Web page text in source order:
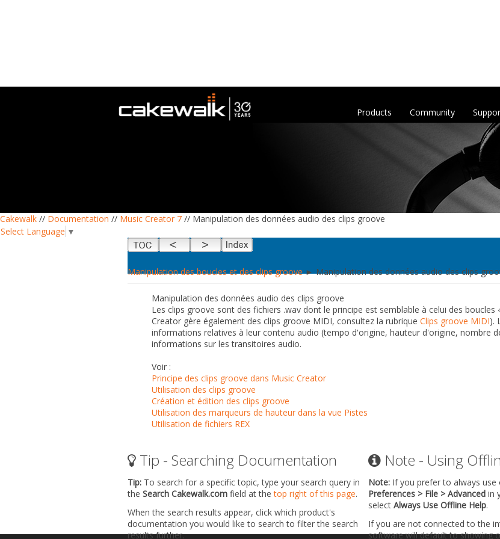
Community
Products
Cakewalk // Documentation // Music Creator 7 // Manipulation des données audio des clips groove
Select Language ▼
Manipulation des boucles et des clips groove► Manipulation des données audio des clips
Manipulation des données audio des clips groove
Les clips groove sont des fichiers .wav dont le principe est semblable à celui des boucles
Creator gère également des clips groove MIDI, consultez la rubrique Clips groove MIDI).
informations relatives à leur contenu audio (tempo d'origine, hauteur d'origine, nombre
informations sur les transitoires audio.
Voir :
Principe des clips groove dans Music Creator
Utilisation des clips groove
Création et édition des clips groove
Utilisation des marqueurs de hauteur dans la vue Pistes
Utilisation de fichiers REX
Tip - Searching Documentation
Tip: To search for a specific topic, type your search query in
the Search Cakewalk.com field at thetop right of this page.
When the search results appear, click which product's
documentation you would like to search to filter the search
results further.
Note - Using
Note: If you prefer to always
Preferences > File > Advanced in
select Always Use Offline Help.
If you are not connected to the
software will default to showing